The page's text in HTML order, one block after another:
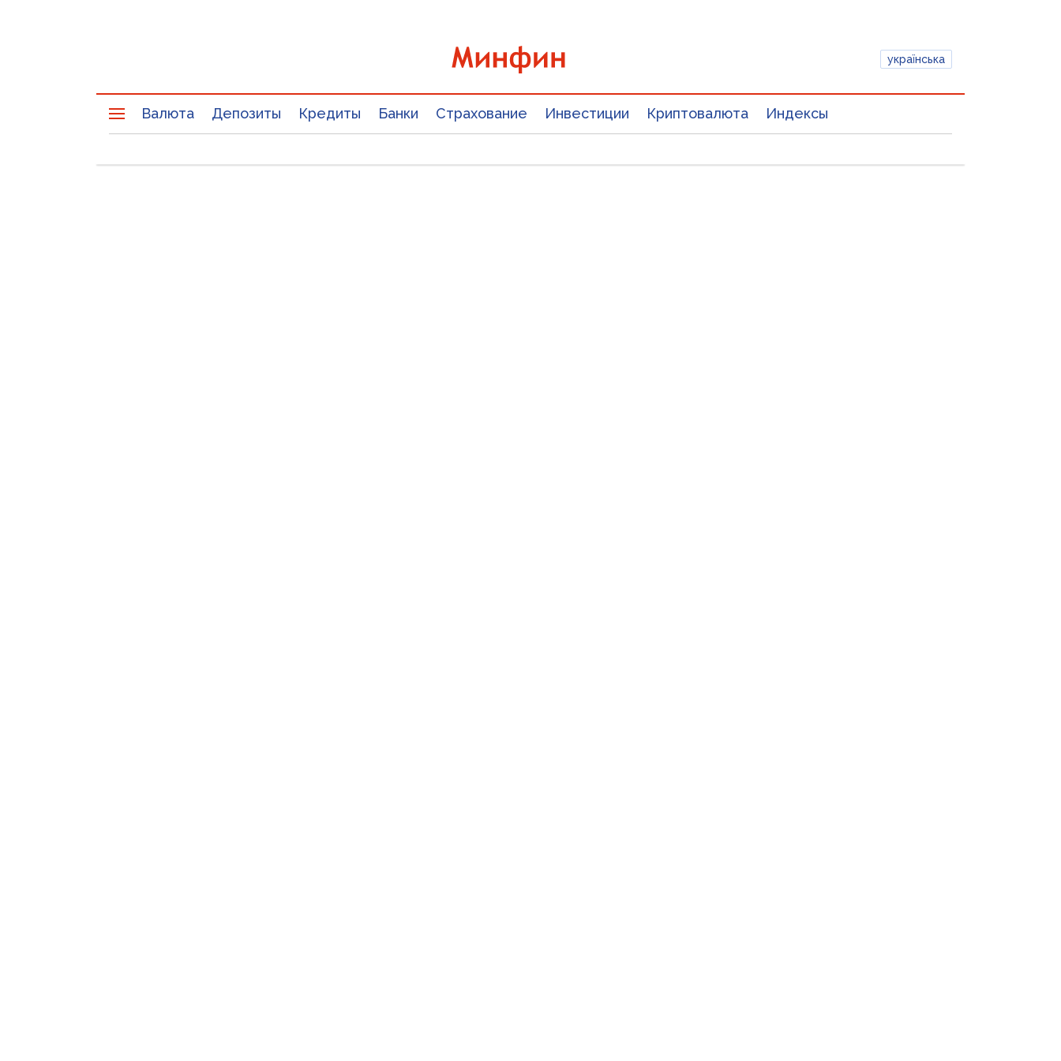
українська
Валюта Депозиты Кредиты Банки Страхование Инвестиции Криптовалюта Индексы